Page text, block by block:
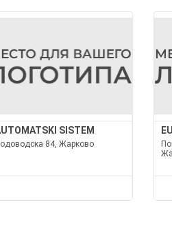
SISTEM
84, Жарково